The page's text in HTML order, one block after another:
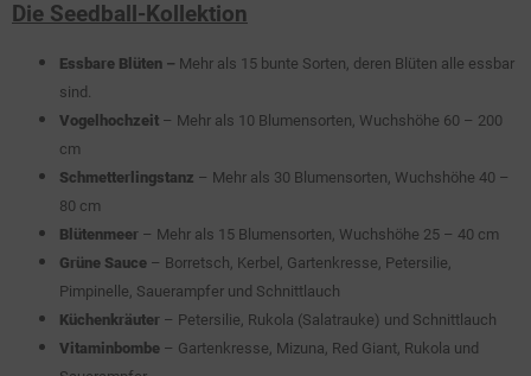
Die Seedball-Kollektion
Essbare Blüten – Mehr als 15 bunte Sorten, deren Blüten alle essbar
sind.
Vogelhochzeit – Mehr als 10 Blumensorten, Wuchshöhe 60 – 200
cm
Schmetterlingstanz – Mehr als 30 Blumensorten, Wuchshöhe 40 –
80 cm
Blütenmeer – Mehr als 15 Blumensorten, Wuchshöhe 25 – 40 cm
Grüne Sauce – Borretsch, Kerbel, Gartenkresse, Petersilie,
Pimpinelle, Sauerampfer und Schnittlauch
Küchenkräuter – Petersilie, Rukola (Salatrauke) und Schnittlauch
Vitaminbombe – Gartenkresse, Mizuna, Red Giant, Rukola und